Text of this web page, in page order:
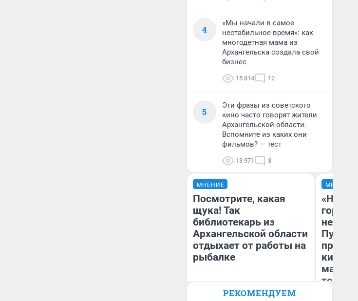
4
«Мы начали в самое
нестабильное время»: как
многодетная мама из
Архангельска создала свой
бизнес
15 814 12
5
Эти фразы из советского
кино часто говорят жители
Архангельской области.
Вспомните из каких они
фильмов? — тест
13 971 3
МНЕНИЕ
Посмотрите, какая
щука! Так
библиотекарь из
Архангельской области
отдыхает от работы на
рыбалке
Ирина Лысцева
МНЕНИЕ
«Нет
того
РЕКОМЕНДУЕМ